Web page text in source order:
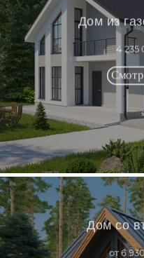
Дом из
4 235
Дом со
от 6